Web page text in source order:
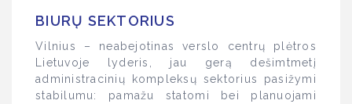
BIURŲ SEKTORIUS
Vilnius – neabejotinas verslo centrų plėtros
Lietuvoje lyderis, jau gerą dešimtmetį
administracinių kompleksų sektorius pasižymi
stabilumu: pamažu statomi bei planuojami